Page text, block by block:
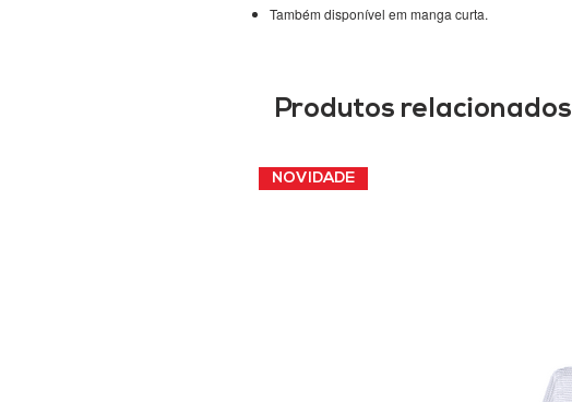
Também disponível em manga curta.
Produtos relacionados
NOVIDADE